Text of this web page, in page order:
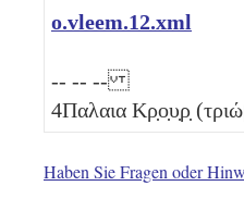
o.vleem.12.xml
-- -- --
4Παλαια Κρ̣ο̣υ̣ρ̣
Haben Sie Fragen oder